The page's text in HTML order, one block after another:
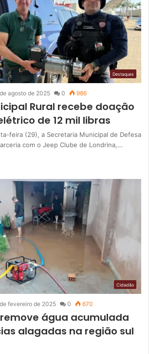
Destaques
agosto de 2025 0 986
Rural recebe doação
de 12 mil libras
feira (29), a Secretaria Municipal de Defesa
com o Jeep Clube de Londrina,…
Cidadão
fevereiro de 2025 0 670
água acumulada
alagadas na região sul